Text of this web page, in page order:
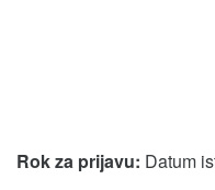
Rok za prijavu: Datum